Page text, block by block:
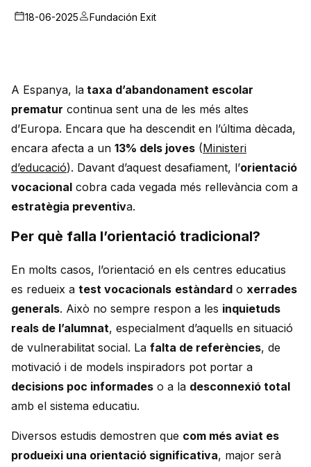
18-06-2025 Fundación Exit
A Espanya, la taxa d’abandonament escolar
prematur continua sent una de les més altes
d’Europa. Encara que ha descendit en l’última dècada,
encara afecta a un 13% dels joves (Ministeri
d’educació). Davant d’aquest desafiament, l’orientació
vocacional cobra cada vegada més rellevància com a
estratègia preventiva.
Per què falla l’orientació tradicional?
En molts casos, l’orientació en els centres educatius
es redueix a test vocacionals estàndard o xerrades
generals. Això no sempre respon a les inquietuds
reals de l’alumnat, especialment d’aquells en situació
de vulnerabilitat social. La falta de referències, de
motivació i de models inspiradors pot portar a
decisions poc informades o a la desconnexió total
amb el sistema educatiu.
Diversos estudis demostren que com més aviat es
produeixi una orientació significativa, major serà